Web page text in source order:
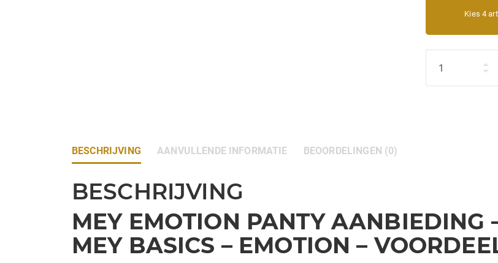
Kies 4
BESCHRIJVING AANVULLENDE INFORMATIE BEOORDELINGEN (0)
BESCHRIJVING
MEY EMOTION PANTY AANBIEDING
MEY BASICS – EMOTION –